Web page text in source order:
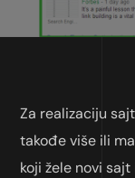
Za realizaciju
takođe više ili
koji žele novi